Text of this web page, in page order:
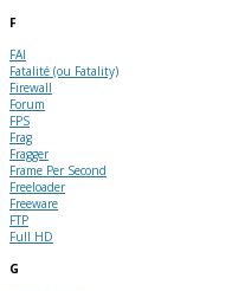
F
FAI
Fatalité (ou Fatality)
Firewall
Forum
FPS
Frag
Fragger
Frame Per Second
Freeloader
Freeware
FTP
Full HD
G